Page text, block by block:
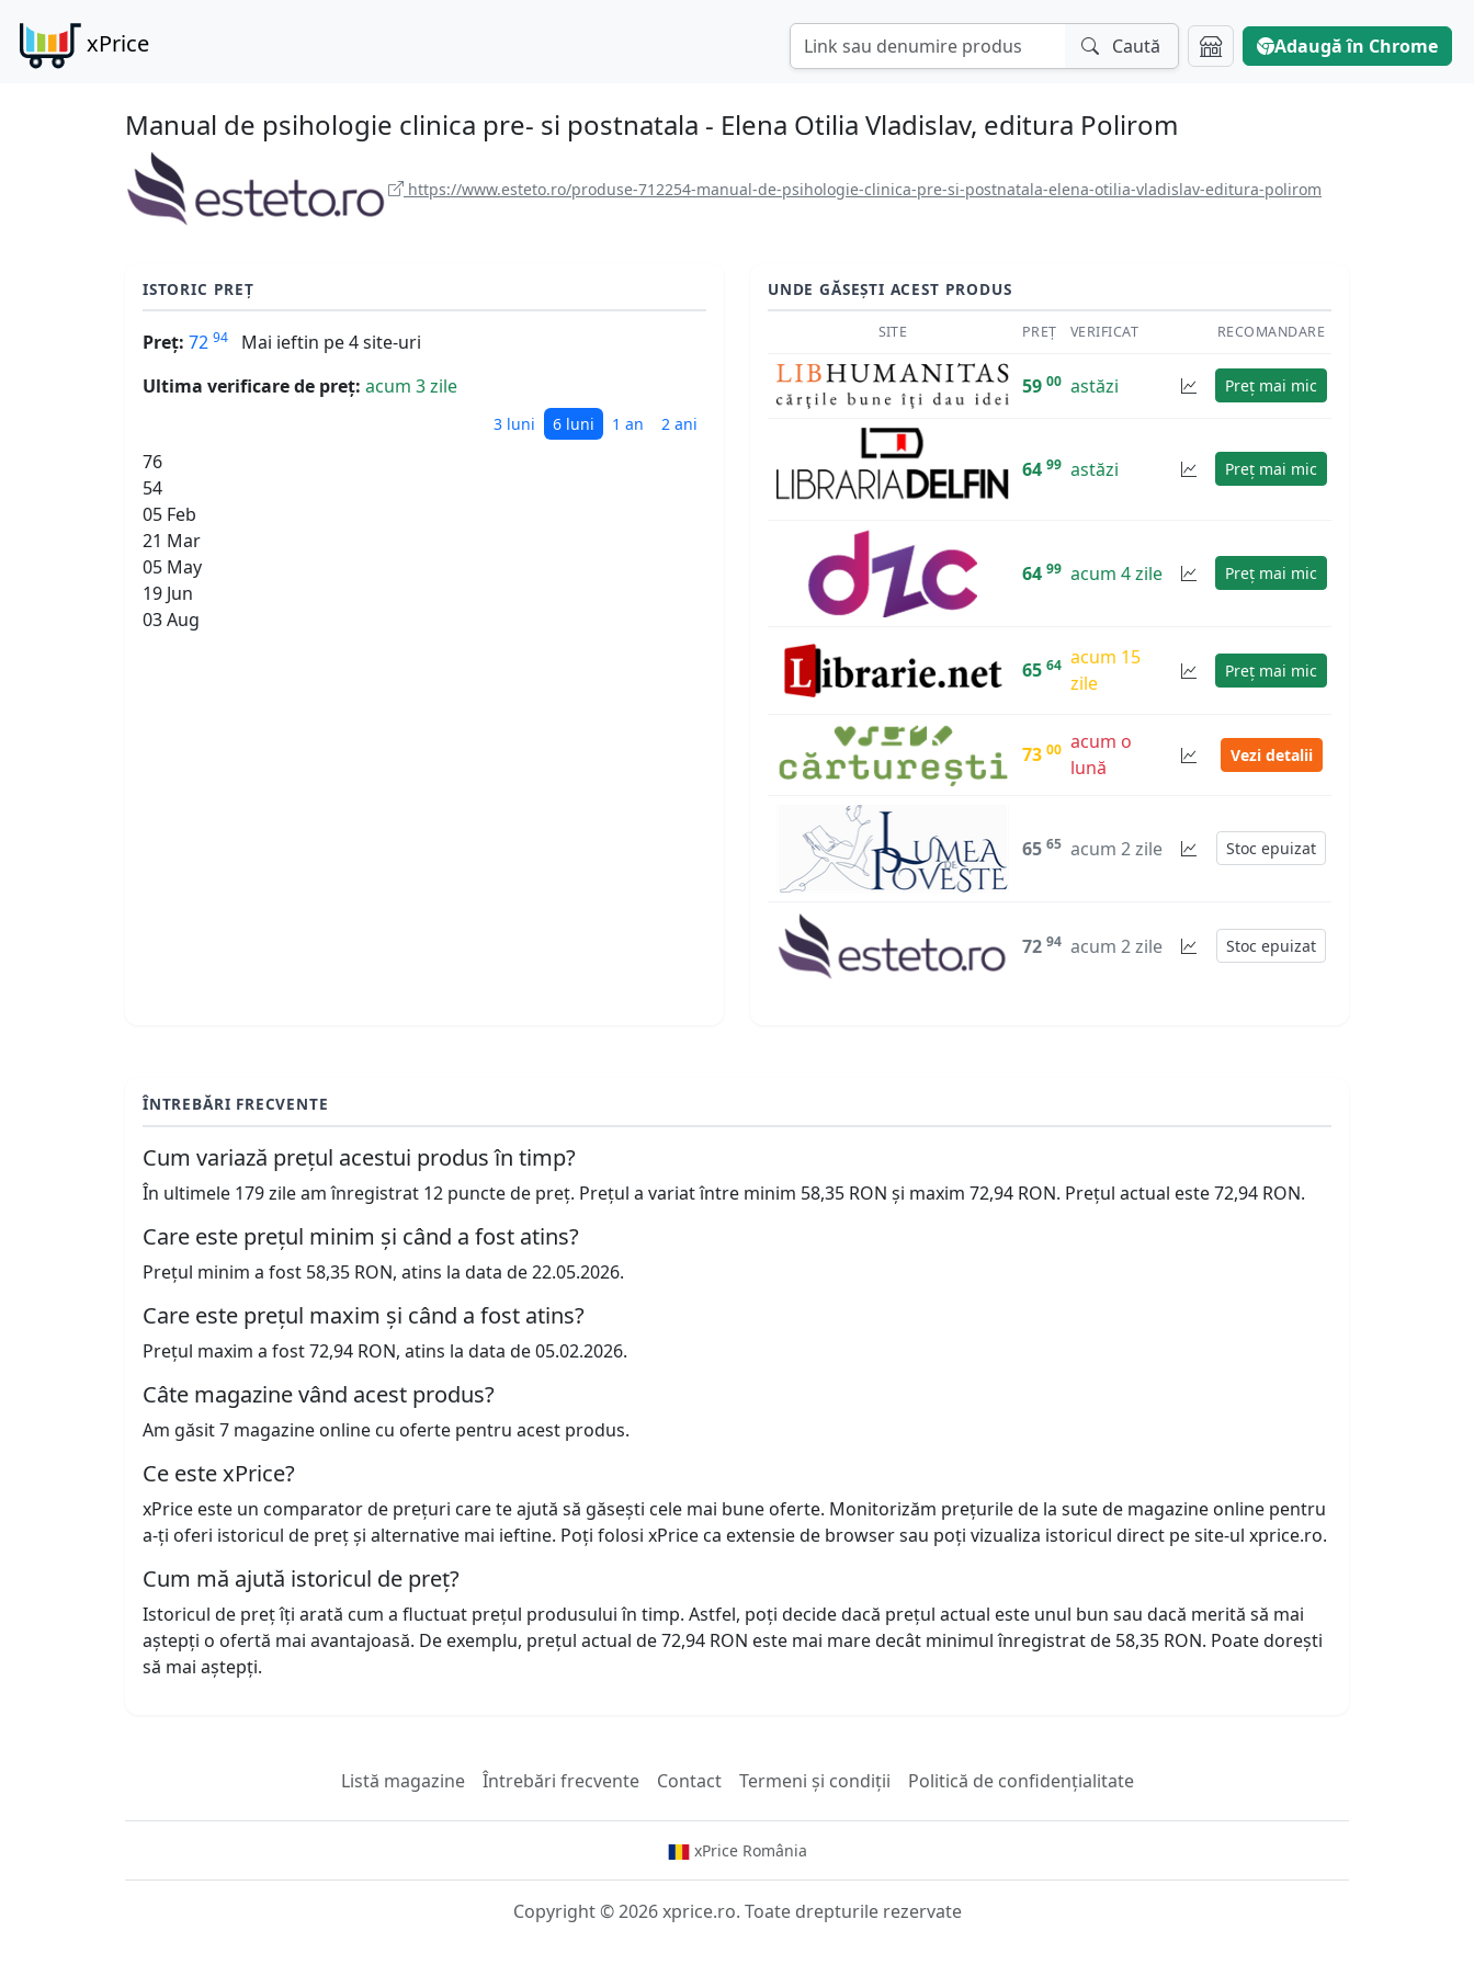
xPrice Caută Adaugă în Chrome
Manual de psihologie clinica pre- si postnatala - Elena Otilia Vladislav, editura Polirom
https://www.esteto.ro/produse-712254-manual-de-psihologie-clinica-pre-si-postnatala-elena-otilia-vladislav-editura-polirom
ISTORIC PREȚ
Preț: 72 94
Mai ieftin pe 4 site-uri
Ultima verificare de preț: acum 3 zile
3 luni 6 luni 1 an 2 ani
76
54
05 Feb
21 Mar
05 May
19 Jun
03 Aug
UNDE GĂSEȘTI ACEST PRODUS
SITE PREȚ VERIFICAT RECOMANDARE
59 00 astăzi Preț mai mic
64 99 astăzi Preț mai mic
64 99 acum 4 zile Preț mai mic
65 64 acum 15
zile
Preț mai mic
73 00 acum o
lună
Vezi detalii
65 65 acum 2 zile Stoc epuizat
72 94 acum 2 zile Stoc epuizat
ÎNTREBĂRI FRECVENTE
Cum variază prețul acestui produs în timp?
În ultimele 179 zile am înregistrat 12 puncte de preț. Prețul a variat între minim 58,35 RON și maxim 72,94 RON. Prețul actual este 72,94 RON.
Care este prețul minim și când a fost atins?
Prețul minim a fost 58,35 RON, atins la data de 22.05.2026.
Care este prețul maxim și când a fost atins?
Prețul maxim a fost 72,94 RON, atins la data de 05.02.2026.
Câte magazine vând acest produs?
Am găsit 7 magazine online cu oferte pentru acest produs.
Ce este xPrice?
xPrice este un comparator de prețuri care te ajută să găsești cele mai bune oferte. Monitorizăm prețurile de la sute de magazine online pentru
a-ți oferi istoricul de preț și alternative mai ieftine. Poți folosi xPrice ca extensie de browser sau poți vizualiza istoricul direct pe site-ul xprice.ro.
Cum mă ajută istoricul de preț?
Istoricul de preț îți arată cum a fluctuat prețul produsului în timp. Astfel, poți decide dacă prețul actual este unul bun sau dacă merită să mai
aștepți o ofertă mai avantajoasă. De exemplu, prețul actual de 72,94 RON este mai mare decât minimul înregistrat de 58,35 RON. Poate dorești
să mai aștepți.
Listă magazine Întrebări frecvente Contact Termeni și condiții Politică de confidențialitate
xPrice România
Copyright © 2026 xprice.ro. Toate drepturile rezervate